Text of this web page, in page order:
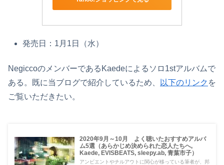
発売日：1月1日（水）
NegiccoのメンバーであるKaedeによるソロ1stアルバムで
ある。既に当ブログで紹介しているため、 以下のリンク を
ご覧いただきたい。
2020年9月～10月 よく聴いたおすすめアルバ
ム5選（あらかじめ決められた恋人たちへ,
Kaede, EVISBEATS, sleepy.ab, 青葉市子）
アンビエントやチルアウトに関心が移っている筆者が、邦